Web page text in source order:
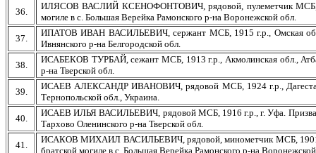
36.
ИЛЯСОВ ВАСЛИЙ КСЕНОФОНТОВИЧ, рядовой, пулеметчик МСБ,
могиле в с. Большая Верейка Рамонского р-на Воронежской обл.
37.
ИПАТОВ ИВАН ВАСИЛЬЕВИЧ, сержант МСБ, 1915 г.р., Омская обл.,
Ивнянского р-на Белгородской обл.
38.
ИСАБЕКОВ ТУРБАЙ, сежант МСБ, 1913 г.р., Акмолинская обл.,
р-на Тверской обл.
39.
ИСАЕВ АЛЕКСАНДР ИВАНОВИЧ, рядовой МСБ, 1924 г.р.,
Тернопольской обл., Украина.
40.
ИСАЕВ ИЛЬЯ ВАСИЛЬЕВИЧ, рядовой МСБ, 1916 г.р., г. Уфа. Призван
Тархово Оленинского р-на Тверской обл.
41.
ИСАКОВ МИХАИЛ ВАСИЛЬЕВИЧ, рядовой, минометчик МСБ, 1901
братской могиле в с. Большая Верейка Рамонского р-на